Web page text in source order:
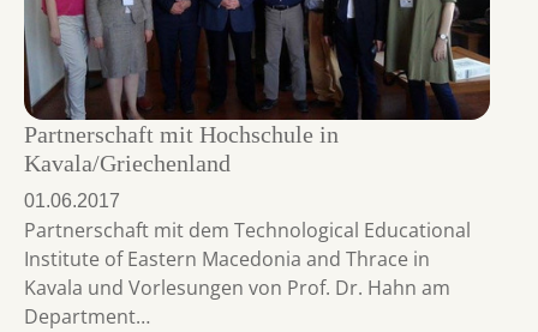
Partnerschaft mit Hochschule in
Kavala/Griechenland
01.06.2017
Partnerschaft mit dem Technological Educational
Institute of Eastern Macedonia and Thrace in
Kavala und Vorlesungen von Prof. Dr. Hahn am
Department…